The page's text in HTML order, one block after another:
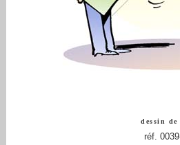
dessin de
réf.